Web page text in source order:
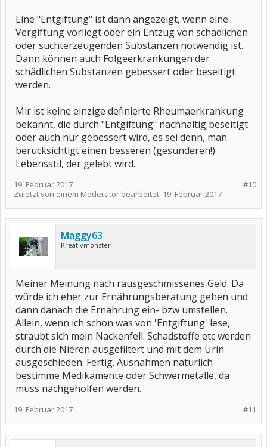
Eine "Entgiftung" ist dann angezeigt, wenn eine
Vergiftung vorliegt oder ein Entzug von schädlichen
oder suchterzeugenden Substanzen notwendig ist.
Dann können auch Folgeerkrankungen der
schädlichen Substanzen gebessert oder beseitigt
werden.
Mir ist keine einzige definierte Rheumaerkrankung
bekannt, die durch "Entgiftung" nachhaltig beseitigt
oder auch nur gebessert wird, es sei denn, man
berücksichtigt einen besseren (gesünderen!)
Lebensstil, der gelebt wird.
#10
19. Februar 2017
Zuletzt von einem Moderator bearbeitet: 19. Februar 2017
Maggy63
Kreativmonster
Meiner Meinung nach rausgeschmissenes Geld. Da
würde ich eher zur Ernährungsberatung gehen und
dann danach die Ernährung ein- bzw umstellen.
Allein, wenn ich schon was von 'Entgiftung' lese,
sträubt sich mein Nackenfell. Schadstoffe etc werden
durch die Nieren ausgefiltert und mit dem Urin
ausgeschieden. Fertig. Ausnahmen natürlich
bestimme Medikamente oder Schwermetalle, da
muss nachgeholfen werden.
#11
19. Februar 2017